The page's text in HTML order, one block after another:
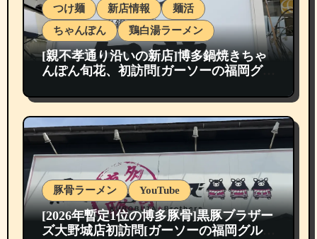
つけ麺 新店情報
麺活
ちゃんぽん
鶏白湯ラーメン
[親不孝通り沿いの新店]博多鍋焼きちゃ
んぽん旬花、初訪問[ガーソーの福岡グル
豚骨ラーメン YouTube
[2026年暫定1位の博多豚骨]黒豚ブラザー
ズ大野城店初訪問[ガーソーの福岡グルメ